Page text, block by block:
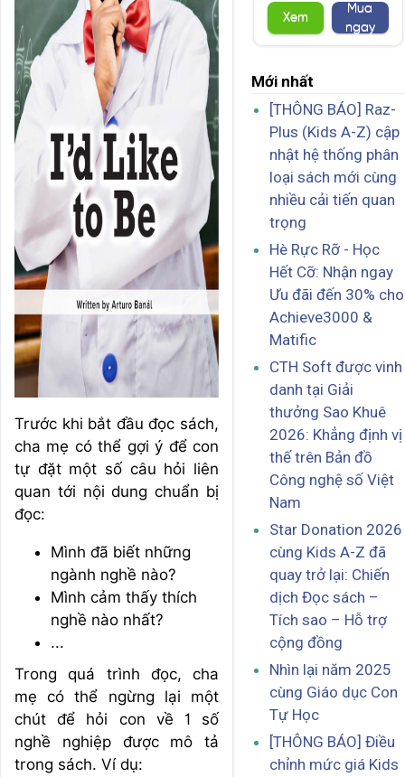
Trước khi bắt đầu đọc sách,
cha mẹ có thể gợi ý để con
tự đặt một số câu hỏi liên
quan tới nội dung chuẩn bị
đọc:
Mình đã biết những
ngành nghề nào?
Mình cảm thấy thích
nghề nào nhất?
...
Trong quá trình đọc, cha
mẹ có thể ngừng lại một
chút để hỏi con về 1 số
nghề nghiệp được mô tả
trong sách. Ví dụ:
Xem
Mua
ngay
Mới nhất
[THÔNG BÁO] Raz-
Plus (Kids A-Z) cập
nhật hệ thống phân
loại sách mới cùng
nhiều cải tiến quan
trọng
Hè Rực Rỡ - Học
Hết Cỡ: Nhận ngay
Ưu đãi đến 30% cho
Achieve3000 &
Matific
CTH Soft được vinh
danh tại Giải
thưởng Sao Khuê
2026: Khẳng định vị
thế trên Bản đồ
Công nghệ số Việt
Nam
Star Donation 2026
cùng Kids A-Z đã
quay trở lại: Chiến
dịch Đọc sách –
Tích sao – Hỗ trợ
cộng đồng
Nhìn lại năm 2025
cùng Giáo dục Con
Tự Học
[THÔNG BÁO] Điều
chỉnh mức giá Kids